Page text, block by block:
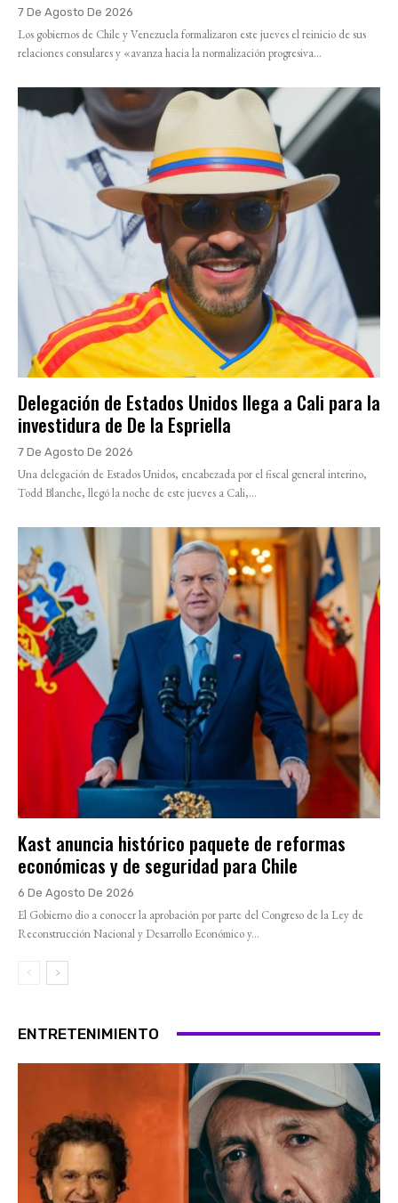
7 De Agosto De 2026
Los gobiernos de Chile y Venezuela formalizaron este jueves el reinicio de sus
relaciones consulares y «avanza hacia la normalización progresiva...
Delegación de Estados Unidos llega a Cali para la
investidura de De la Espriella
7 De Agosto De 2026
Una delegación de Estados Unidos, encabezada por el fiscal general interino,
Todd Blanche, llegó la noche de este jueves a Cali,...
Kast anuncia histórico paquete de reformas
económicas y de seguridad para Chile
6 De Agosto De 2026
El Gobierno dio a conocer la aprobación por parte del Congreso de la Ley de
Reconstrucción Nacional y Desarrollo Económico y...
ENTRETENIMIENTO